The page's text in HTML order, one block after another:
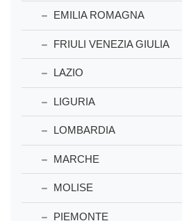
EMILIA ROMAGNA
FRIULI VENEZIA GIULIA
LAZIO
LIGURIA
LOMBARDIA
MARCHE
MOLISE
PIEMONTE